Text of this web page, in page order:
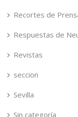
Recortes de
Respuestas de
Revistas
seccion
Sevilla
Sin categoría